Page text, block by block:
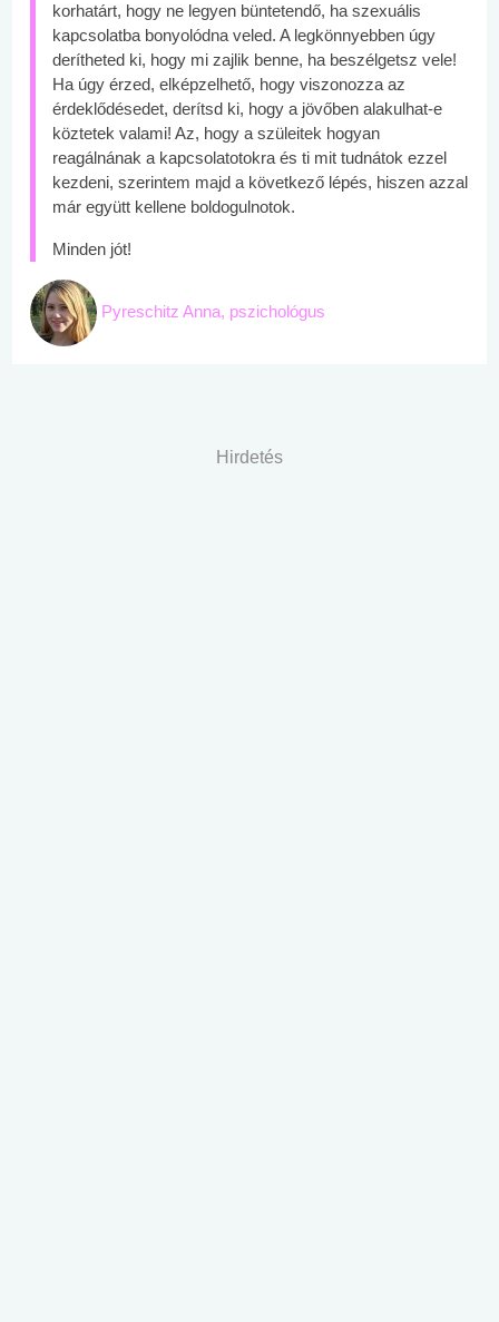
korhatárt, hogy ne legyen büntetendő, ha szexuális
kapcsolatba bonyolódna veled. A legkönnyebben úgy
derítheted ki, hogy mi zajlik benne, ha beszélgetsz vele!
Ha úgy érzed, elképzelhető, hogy viszonozza az
érdeklődésedet, derítsd ki, hogy a jövőben alakulhat-e
köztetek valami! Az, hogy a szüleitek hogyan
reagálnának a kapcsolatotokra és ti mit tudnátok ezzel
kezdeni, szerintem majd a következő lépés, hiszen azzal
már együtt kellene boldogulnotok.
Minden jót!
Pyreschitz Anna, pszichológus
Hirdetés